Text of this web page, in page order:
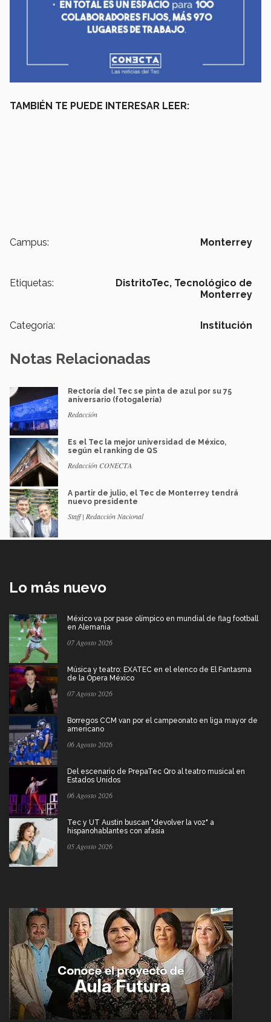
TAMBIÉN TE PUEDE INTERESAR LEER:
Campus: Monterrey
Etiquetas: DistritoTec, Tecnológico de
Monterrey
Categoría: Institución
Notas Relacionadas
Rectoría del Tec se pinta de azul por su 75
aniversario (fotogalería)
Redacción
Es el Tec la mejor universidad de México,
según el ranking de QS
Redacción CONECTA
A partir de julio, el Tec de Monterrey tendrá
nuevo presidente
Staff | Redacción Nacional
Lo más nuevo
México va por pase olímpico en mundial de flag football
en Alemania
07 Agosto 2026
Música y teatro: EXATEC en el elenco de El Fantasma
de la Ópera México
07 Agosto 2026
Borregos CCM van por el campeonato en liga mayor de
americano
06 Agosto 2026
Del escenario de PrepaTec Qro al teatro musical en
Estados Unidos
06 Agosto 2026
Tec y UT Austin buscan "devolver la voz" a
hispanohablantes con afasia
05 Agosto 2026